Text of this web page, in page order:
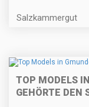
Salzkammergut
TOP MODELS
GEHÖRTE DEN